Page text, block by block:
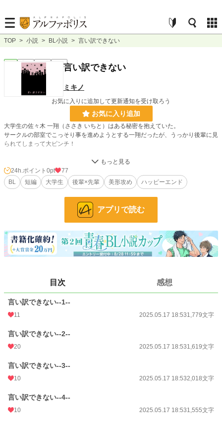
TOP > 小説 > BL小説 > 言い訳できない
完結 短編 R18言い訳できない
ミキノ
お気に入りに追加して更新通知を受け取ろう
お気に入り追加
大学生の佐々木 一翔（ささき いちと）はある秘密を抱えていた。
サークルの部室でこっそり事を進めようとする一翔だったが、うっかり後輩に見
られてしまって大ピンチ！
無愛想な後輩攻め×明るい先輩受け
一人称視点。ハピエンです。
他サイトにも掲載している作品です。
228,955 位 / 228,955 件
お気に入り 9
8,832
更新日時
初回公開日時
初回完結日時 2025.05.17 18:53
週間ポイント
月間ポイント 21 pt (99,984 位)
累計ポイント 5,101 pt (124,792 位)
24h.ポイント 0pt
77
BL
短編 大学生 後輩×先輩 美形攻め ハッピーエンド
アプリで読む
目次 感想
言い訳できない--1--
11 2025.05.17 18:531,779文字
言い訳できない--2--
20 2025.05.17 18:531,619文字
言い訳できない--3--
10 2025.05.17 18:532,018文字
言い訳できない--4--
10 2025.05.17 18:531,555文字